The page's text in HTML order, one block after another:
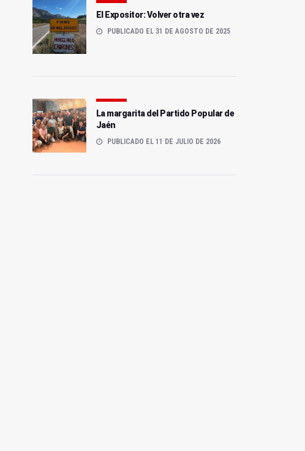
El Expositor: Volver otra vez
PUBLICADO EL 31 DE AGOSTO DE 2025
La margarita del Partido Popular de
Jaén
PUBLICADO EL 11 DE JULIO DE 2026